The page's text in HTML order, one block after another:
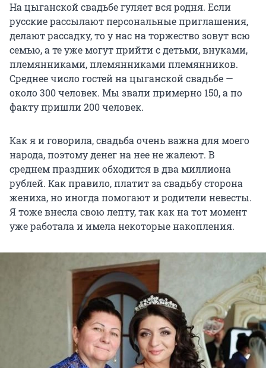
На цыганской свадьбе гуляет вся родня. Если
русские рассылают персональные приглашения,
делают рассадку, то у нас на торжество зовут всю
семью, а те уже могут прийти с детьми, внуками,
племянниками, племянниками племянников.
Среднее число гостей на цыганской свадьбе —
около 300 человек. Мы звали примерно 150, а по
факту пришли 200 человек.
Как я и говорила, свадьба очень важна для моего
народа, поэтому денег на нее не жалеют. В
среднем праздник обходится в два миллиона
рублей. Как правило, платит за свадьбу сторона
жениха, но иногда помогают и родители невесты.
Я тоже внесла свою лепту, так как на тот момент
уже работала и имела некоторые накопления.